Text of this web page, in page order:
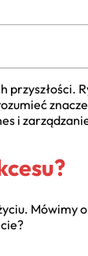
przyszłości.
i
Mówimy